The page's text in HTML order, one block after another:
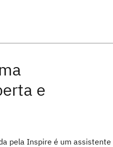
pela Inspire é um assistente